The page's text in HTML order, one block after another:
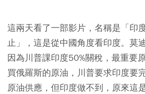
這兩天看了一部影片，名稱是「印
止」，這是從中國角度看印度。莫
因為川普課印度50%關稅，最重要
買俄羅斯的原油，川普要求印度要
原油供應，但印度做不到，原來這